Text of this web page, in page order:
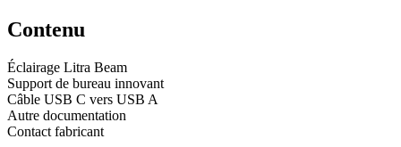
Contenu
Éclairage Litra Beam
Support de bureau innovant
Câble USB C vers USB A
Autre documentation
Contact fabricant